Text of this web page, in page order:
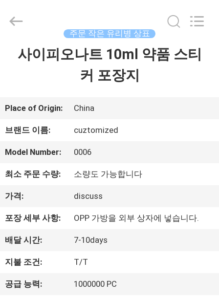
품
우
리
에
공
2017
(Xiamen)
주문 작은 유리병 상표
사이피오나트 10ml 약품 스티
커 포장지
Place of Origin: China
브랜드 이름: cuztomized
Model Number: 0006
최소 주문 수량: 소량도 가능합니다
가격: discuss
포장 세부 사항: OPP 가방을 외부 상자에 넣습니다.
배달 시간: 7-10days
지불 조건: T/T
공급 능력: 1000000 PC